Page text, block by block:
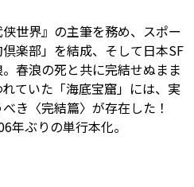
世界』の主筆を務め、スポー
楽部」を結成、そして日本SF
春浪の死と共に完結せぬまま
ていた「海底宝窟」には、実
き〈完結篇〉が存在した！
年ぶりの単行本化。